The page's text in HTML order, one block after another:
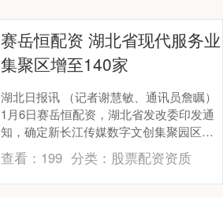
赛岳恒配资 湖北省现代服务业
集聚区增至140家
湖北日报讯 （记者谢慧敏、通讯员詹瞩）
1月6日赛岳恒配资，湖北省发改委印发通
知，确定新长江传媒数字文创集聚园区、
中国武汉人力资源服务产业园等20家产业
集聚区为湖....
查看： 199 分类： 股票配资资质